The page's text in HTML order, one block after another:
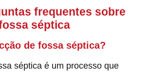
frequentes sobre
séptica
de fossa séptica?
séptica é um processo que